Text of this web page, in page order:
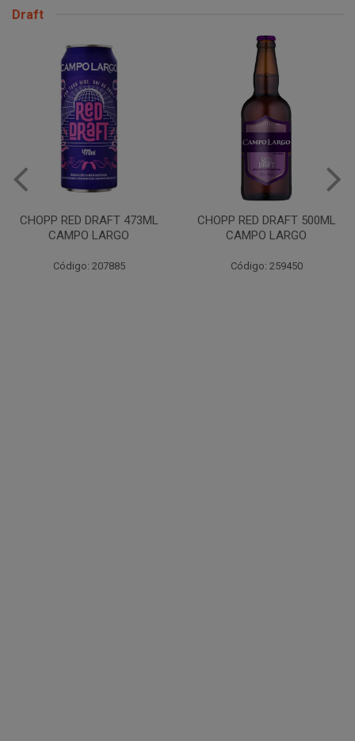
Draft
RED DRAFT 473ML
CAMPO LARGO
Código: 207885
CHOPP RED DRAFT 500ML
CAMPO LARGO
Código: 259450